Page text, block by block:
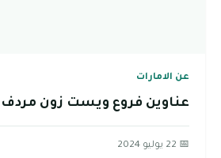
عن الامارات
عناوين فروع ويست زون
📅 22 يوليو 2024